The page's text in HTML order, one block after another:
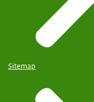
Sitemap